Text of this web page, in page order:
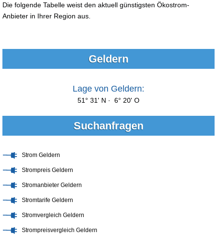
Die folgende Tabelle weist den aktuell günstigsten Ökostrom-
Anbieter in Ihrer Region aus.
Geldern
Lage von Geldern:
51° 31' N · 6° 20' O
Suchanfragen
Strom Geldern
Strompreis Geldern
Stromanbieter Geldern
Stromtarife Geldern
Stromvergleich Geldern
Strompreisvergleich Geldern